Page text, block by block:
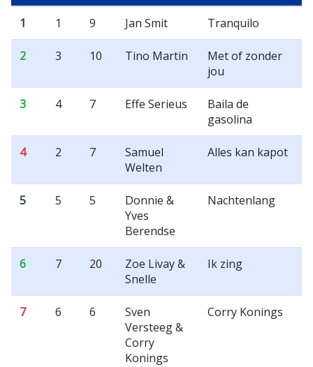
1 1 9 Jan Smit Tranquilo
2 3 10 Tino Martin
Met of zonder
jou
3 4 7 Effe Serieus
Baila de
gasolina
4 2 7
Samuel
Welten
Alles kan kapot
5 5 5
Donnie &
Yves
Berendse
Nachtenlang
6 7 20
Zoe Livay &
Snelle
Ik zing
7 6 6
Sven
Versteeg &
Corry
Konings
Corry Konings